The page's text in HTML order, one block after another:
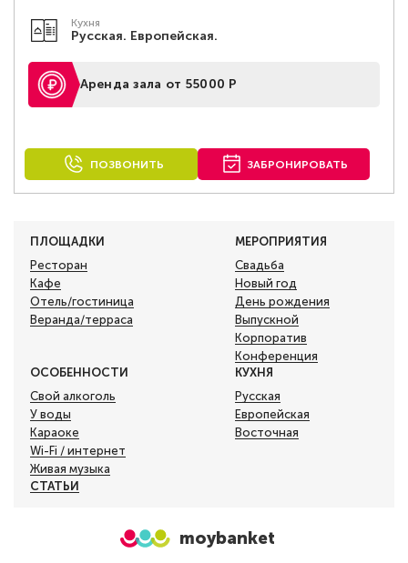
Кухня
Русская. Европейская.
Аренда зала от 55000 Р
ПОЗВОНИТЬ ЗАБРОНИРОВАТЬ
ПЛОЩАДКИ
Ресторан
Кафе
Отель/гостиница
Веранда/терраса
МЕРОПРИЯТИЯ
Свадьба
Новый год
День рождения
Выпускной
Корпоратив
Конференция
ОСОБЕННОСТИ
Свой алкоголь
У воды
Караоке
Wi-Fi / интернет
Живая музыка
КУХНЯ
Русская
Европейская
Восточная
СТАТЬИ
moybanket